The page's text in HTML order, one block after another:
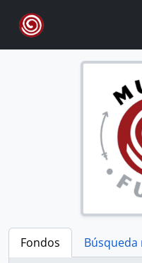
Skip to main content
Fondos
Búsqueda